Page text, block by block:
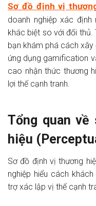
Sơ đồ định vị
doanh nghiệp xác
khác biệt so với đối thủ.
bạn khám phá cách xây
ứng dụng gamification
cao nhận thức thương
lợi thế cạnh tranh.
Tổng quan
hiệu
Sơ đồ định vị thương
nghiệp hiểu cách
trợ xác lập vị thế cạnh